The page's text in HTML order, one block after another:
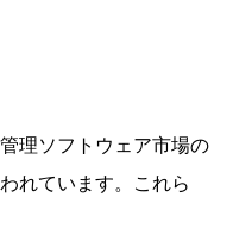
理ソフトウェア市場の
れています。これら